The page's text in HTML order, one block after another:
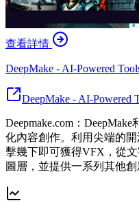
查看詳情
DeepMake - AI-Powered
DeepMake - AI-Powered
Deepmake.com：
化內容創作。利用尖端的
擊幾下即可獲得VFX，從
圖層，並提供一系列其他創